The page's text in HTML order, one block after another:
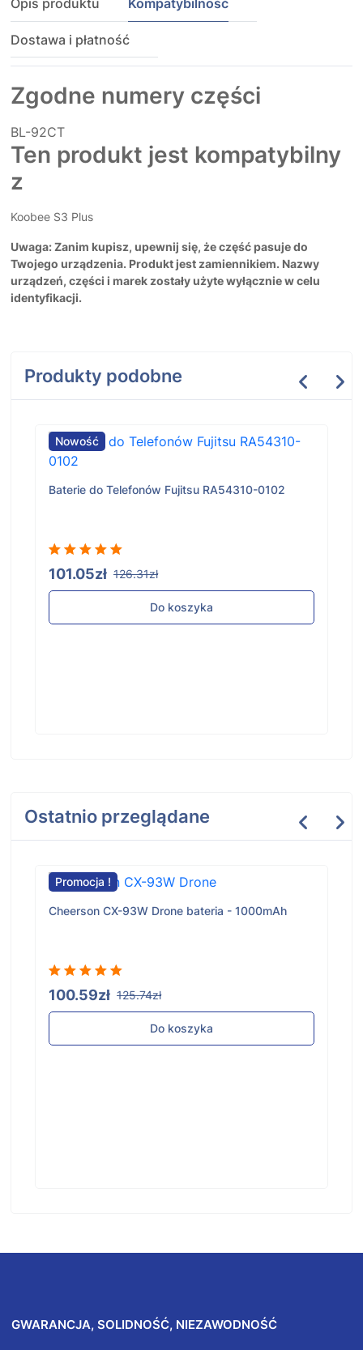
Opis produktu Kompatybilność
Dostawa i płatność
Zgodne numery części
BL-92CT
Ten produkt jest kompatybilny
z
Koobee S3 Plus
Uwaga: Zanim kupisz, upewnij się, że część pasuje do
Twojego urządzenia. Produkt jest zamiennikiem. Nazwy
urządzeń, części i marek zostały użyte wyłącznie w celu
identyfikacji.
Produkty podobne
Nowość
Baterie do Telefonów Fujitsu RA54310-0102
101.05zł 126.31zł
Do koszyka
Ostatnio przeglądane
Promocja !
Cheerson CX-93W Drone bateria - 1000mAh
100.59zł 125.74zł
Do koszyka
GWARANCJA, SOLIDNOŚĆ, NIEZAWODNOŚĆ